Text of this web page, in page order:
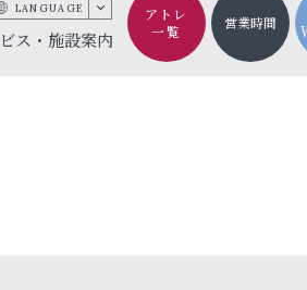
ス・施設案内
LANGUAGE
アトレ
一覧
営業時間